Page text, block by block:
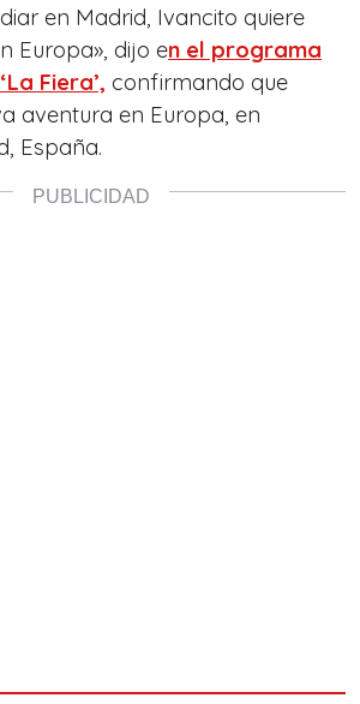
en Madrid, Ivancito quiere
Europa», dijo en el programa
Fiera’, confirmando que
aventura en Europa, en
España.